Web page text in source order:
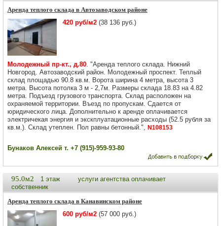
Аренда теплого склада в Автозаводском районе
420 руб/м2 (38 136 руб.)
Молодежный пр-кт., д.80. "Аренда теплого склада. Нижний
Новгород. Автозаводский район. Молодежный проспект. Теплый
склад площадью 90.8 кв.м. Ворота ширина 4 метра, высота 3
метра. Высота потолка 3 м - 2,7м. Размеры склада 18.83 на 4.82
метра. Подъезд грузового транспорта. Склад расположен на
охраняемой территории. Въезд по пропускам. Сдается от
юридического лица. Дополнительно к аренде оплачивается
электричекая энергия и экскплуатационные расходы (52.5 рубля за
кв.м.). Склад утеплен. Пол равны бетонный.", N108153
Бунаков Алексей т. +7 (915)-959-93-80
95.0м2 1 этаж
услуги агентства оплачивает
собственник
Аренда теплого склада в Канавинском районе
600 руб/м2 (57 000 руб.)